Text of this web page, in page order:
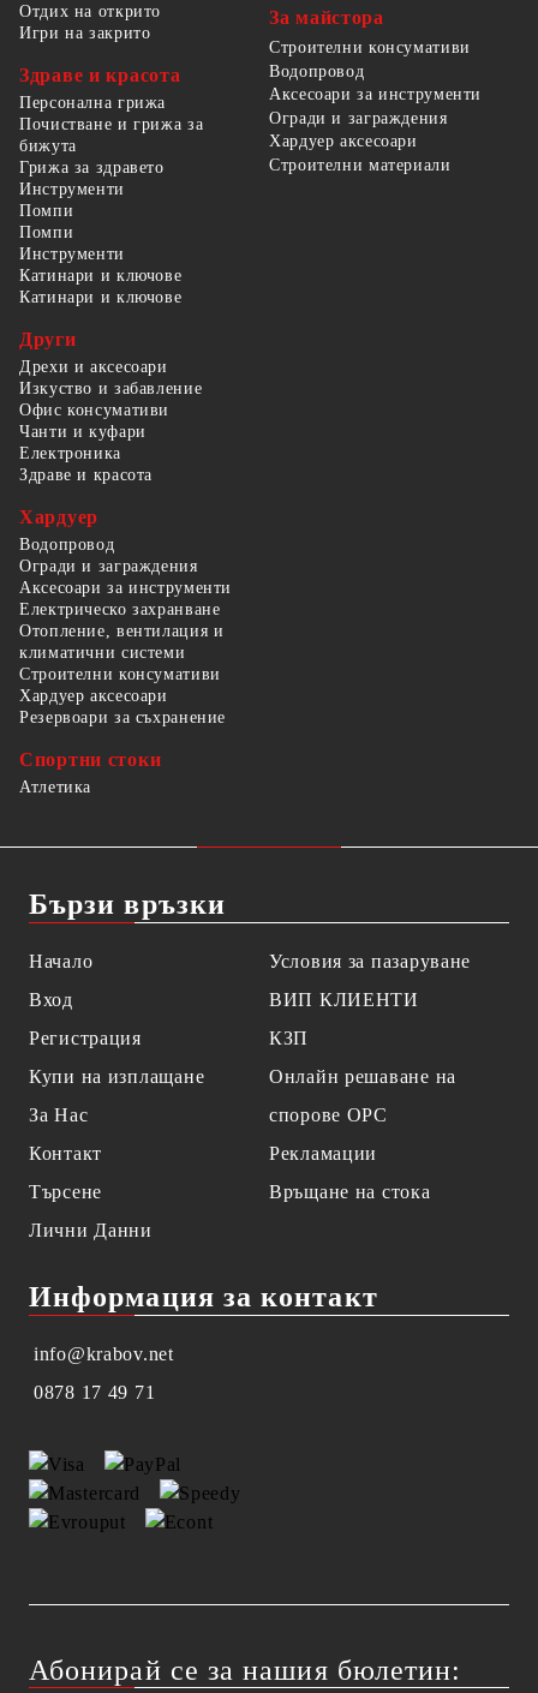
Отдих на открито
Игри на закрито
Здраве и красота
Персонална грижа
Почистване и грижа за
бижута
Грижа за здравето
За майстора
Строителни консумативи
Водопровод
Аксесоари за инструменти
Огради и заграждения
Хардуер аксесоари
Строителни материали
Инструменти
Помпи
Помпи
Инструменти
Катинари и ключове
Катинари и ключове
Други
Дрехи и аксесоари
Изкуство и забавление
Офис консумативи
Чанти и куфари
Електроника
Здраве и красота
Хардуер
Водопровод
Огради и заграждения
Аксесоари за инструменти
Електрическо захранване
Отопление, вентилация и
климатични системи
Строителни консумативи
Хардуер аксесоари
Резервоари за съхранение
Спортни стоки
Атлетика
Бързи връзки
Начало
Вход
Регистрация
Купи на изплащане
За Нас
Контакт
Търсене
Лични Данни
Условия за пазаруване
ВИП КЛИЕНТИ
КЗП
Онлайн решаване на
спорове OPC
Рекламации
Връщане на стока
Информация за контакт
info@krabov.net
0878 17 49 71
Абонирай се за нашия бюлетин: